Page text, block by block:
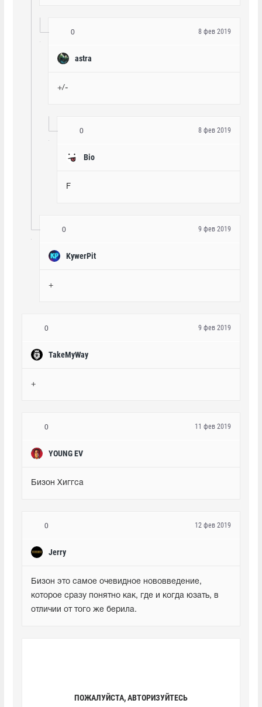
0
astra
8 фев 2019
+/-
0
Bio
8 фев 2019
F
0
KywerPit
9 фев 2019
+
0
TakeMyWay
9 фев 2019
+
0
YOUNG EV
11 фев 2019
Бизон Хиггса
0
Jerry
12 фев 2019
Бизон это самое очевидное нововведение,
которое сразу понятно как, где и когда юзать, в
отличии от того же берила.
ПОЖАЛУЙСТА, АВТОРИЗУЙТЕСЬ